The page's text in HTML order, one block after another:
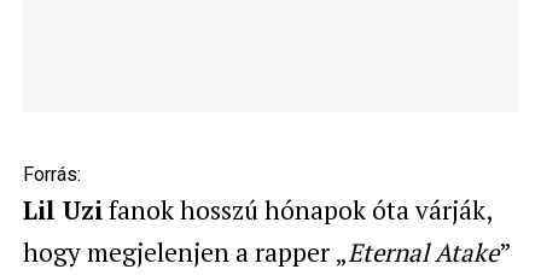
Forrás:
Lil Uzifanok hosszú hónapok óta várják,
hogy megjelenjen a rapper „Eternal Atake”